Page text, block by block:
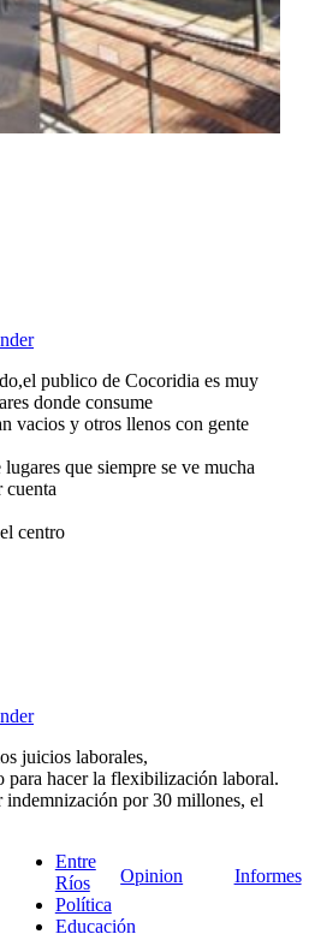
publico de Cocoridia es muy
donde consume
vacios y otros llenos con gente
que siempre se ve mucha
cuenta
centro
juicios laborales,
para hacer la flexibilización laboral.
indemnización por 30 millones, el
votaron NEOLIBERASMO.
Entre
Ríos
Política
Educación
Opinion Informes